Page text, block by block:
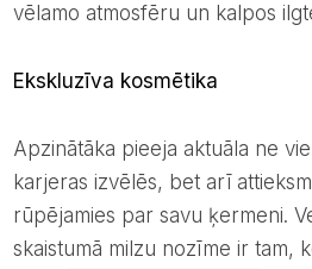
vēlamo atmosfēru un kalpos
Ekskluzīva kosmētika
Apzinātāka pieeja aktuāla ne vien personīgajās un
karjeras izvēlēs, bet arī
rūpējamies par savu ķermeni.
skaistumā milzu nozīme ir tam,